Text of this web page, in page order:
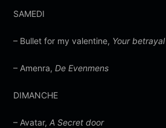
SAMEDI
– Bullet for my valentine, Your betrayal
– Amenra,De Evenmens
DIMANCHE
– Avatar,A Secret door